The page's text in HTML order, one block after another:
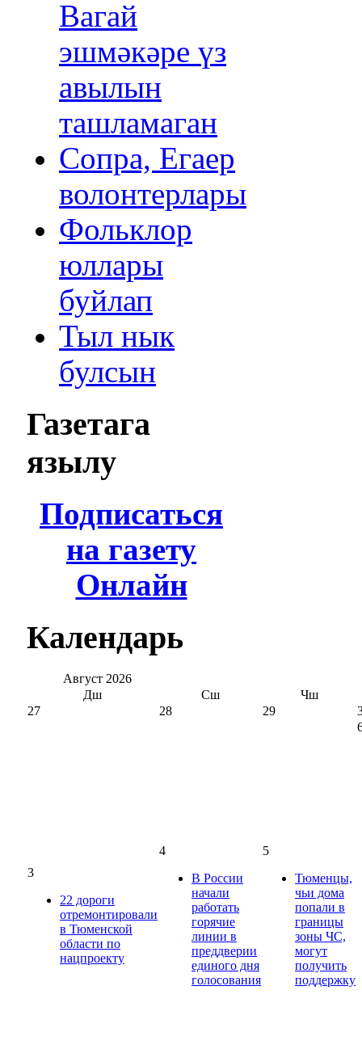
Вагай
эшмәкәре үз
авылын
ташламаган
Сопра, Егаер
волонтерлары
Фольклор
юллары
буйлап
Тыл нык
булсын
Газетага
язылу
Подписаться
на газету
Онлайн
Календарь
Август 2026
Дш
Сш
Чш
27
28 29
3
22 дороги
отремонтировали
в Тюменской
области по
нацпроекту
4
В России
начали
работать
горячие
линии в
преддверии
единого дня
голосования
5
Тюменцы,
чьи дома
попали в
границы
зоны ЧС,
могут
получить
поддержку